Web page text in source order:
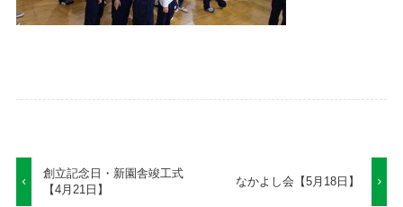
創立記念日・新園舎竣工式
【4月21日】
なかよし会【5月18日】